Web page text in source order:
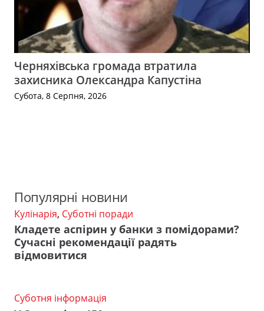
Черняхівська громада втратила
захисника Олександра Капустіна
Субота, 8 Серпня, 2026
Популярні новини
Кулінарія, Суботні поради
Кладете аспірин у банки з помідорами?
Сучасні рекомендації радять
відмовитися
Суботня інформація